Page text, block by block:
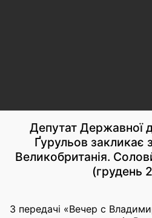
Депутат Державної
Ґурульов закликає
Великобританія.
(грудень
З передачі «Вечер с